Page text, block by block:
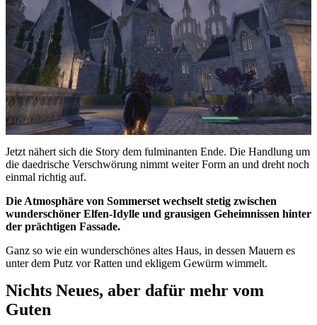
Jetzt nähert sich die Story dem fulminanten Ende. Die Handlung um
die daedrische Verschwörung nimmt weiter Form an und dreht noch
einmal richtig auf.
Die Atmosphäre von Sommerset wechselt stetig zwischen
wunderschöner Elfen-Idylle und grausigen Geheimnissen hinter
der prächtigen Fassade.
Ganz so wie ein wunderschönes altes Haus, in dessen Mauern es
unter dem Putz vor Ratten und ekligem Gewürm wimmelt.
Nichts Neues, aber dafür mehr vom
Guten